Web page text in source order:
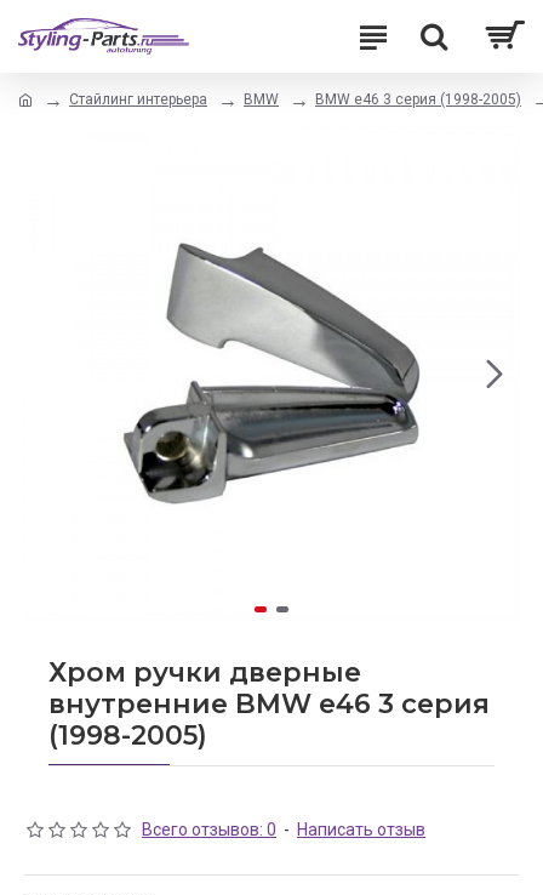
Стайлинг интерьера BMW BMW e46 3 серия (1998-2005)
Хром ручки дверные
внутренние BMW e46 3 серия
(1998-2005)
Всего отзывов: 0 - Написать отзыв